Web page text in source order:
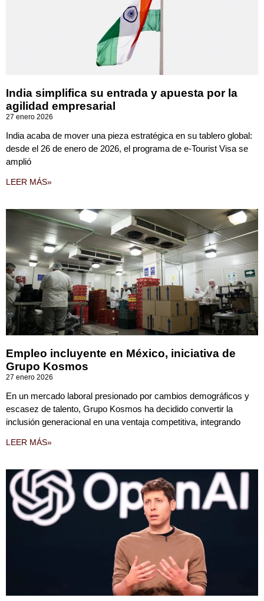
India simplifica su entrada y apuesta por la
agilidad empresarial
27 enero 2026
India acaba de mover una pieza estratégica en su tablero global:
desde el 26 de enero de 2026, el programa de e-Tourist Visa se
amplió
LEER MÁS»
Empleo incluyente en México, iniciativa de
Grupo Kosmos
27 enero 2026
En un mercado laboral presionado por cambios demográficos y
escasez de talento, Grupo Kosmos ha decidido convertir la
inclusión generacional en una ventaja competitiva, integrando
LEER MÁS»